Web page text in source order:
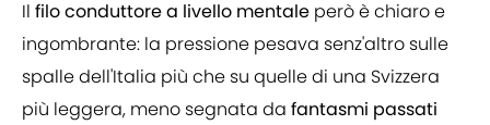
Il filo conduttore a livello mentale però è chiaro e
ingombrante: la pressione pesava senz'altro sulle
spalle dell'Italia più che su quelle di una Svizzera
più leggera, meno segnata da fantasmi passati